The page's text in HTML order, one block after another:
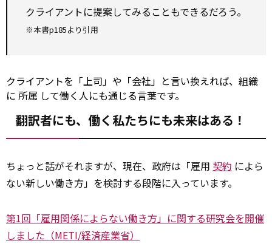
クライアントに提案してみることもできるだろう。
※本書p185より引用
クライアントを「上司」や「会社」と言い換えれば、組織
に 所属 して働く人にも通じる言葉です。
翻訳者にも、働く私たちにも未来はある！
ちょっと話がそれますが、現在、政府は「雇用 契約 によら
ない新しい働き方」を検討する段階に入っています。
第1回「雇用関係によらない働き方」に関する研究会を開催
しました（METI/経済産業省）